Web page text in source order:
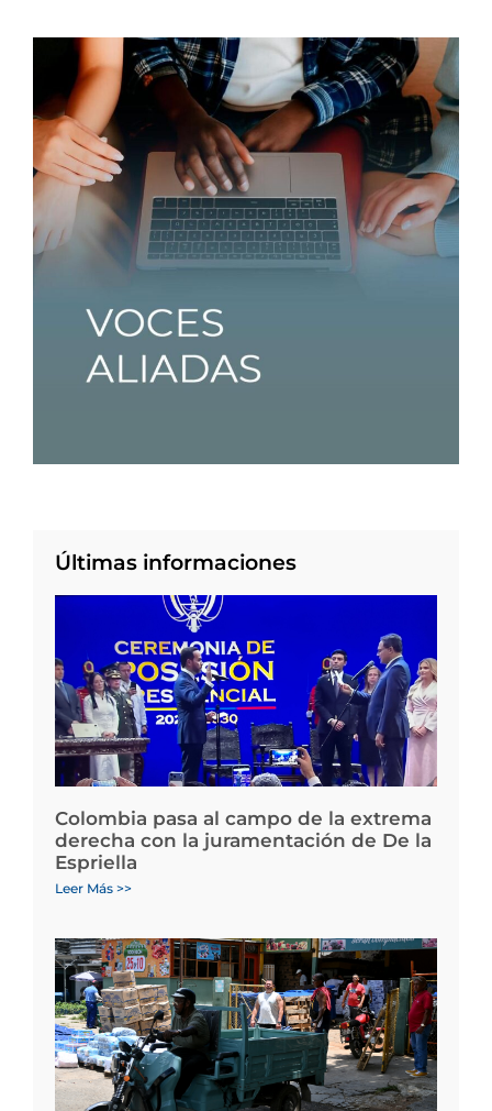
Últimas informaciones
Colombia pasa al campo de la extrema
derecha con la juramentación de De la
Espriella
Leer Más >>